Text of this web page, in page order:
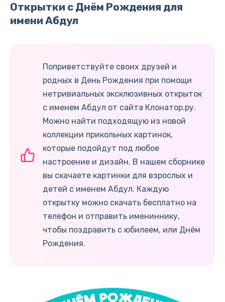
Открытки с Днём Рождения для
имени Абдул
Поприветствуйте своих друзей и
родных в День Рождения при помощи
нетривиальных эксклюзивных открыток
с именем Абдул от сайта Клонатор.ру.
Можно найти подходящую из новой
коллекции прикольных картинок,
которые подойдут под любое
настроение и дизайн. В нашем сборнике
вы скачаете картинки для взрослых и
детей с именем Абдул. Каждую
открытку можно скачать бесплатно на
телефон и отправить имениннику,
чтобы поздравить с юбилеем, или Днём
Рождения.